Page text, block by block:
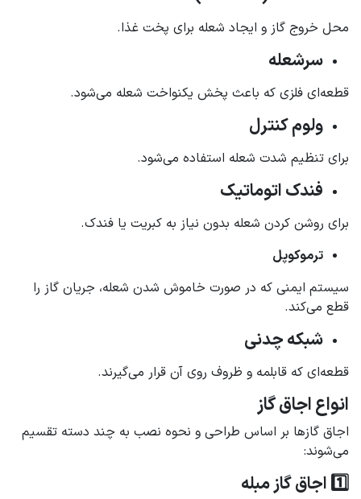
محل خروج گاز و ایجاد شعله برای پخت غذا.
سرشعله
قطعه‌ای فلزی که باعث پخش یکنواخت شعله می‌شود.
ولوم کنترل
برای تنظیم شدت شعله استفاده می‌شود.
فندک اتوماتیک
برای روشن کردن شعله بدون نیاز به کبریت یا فندک.
ترموکوپل
سیستم ایمنی که در صورت خاموش شدن شعله، جریان گاز را
قطع می‌کند.
شبکه چدنی
قطعه‌ای که قابلمه و ظروف روی آن قرار می‌گیرند.
انواع اجاق گاز
اجاق گازها بر اساس طراحی و نحوه نصب به چند دسته تقسیم
می‌شوند:
1️⃣ اجاق گاز مبله